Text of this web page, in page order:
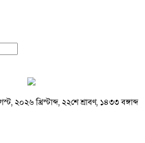
খ্রিস্টাব্দ, ২২শে শ্রাবণ, ১৪৩৩ বঙ্গাব্দ